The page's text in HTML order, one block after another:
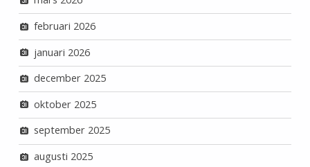
februari 2026
januari 2026
december 2025
oktober 2025
september 2025
augusti 2025